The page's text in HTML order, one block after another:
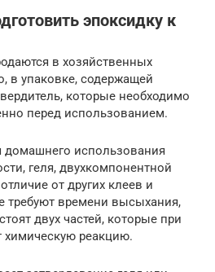
эпоксидку к
в хозяйственных
в упаковке, содержащей
которые необходимо
перед использованием.
использования
геля, двухкомпонентной
от других клеев и
требуют времени высыхания,
двух частей, которые при
реакцию.